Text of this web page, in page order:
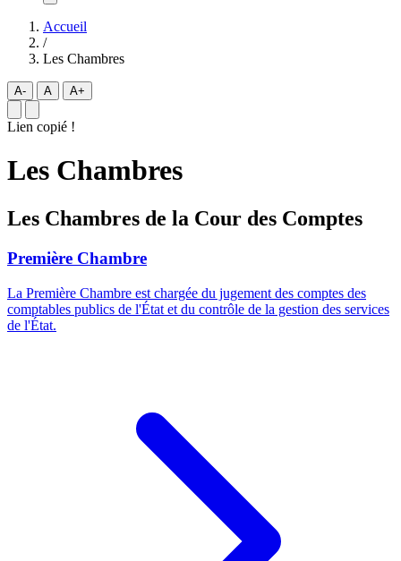
Accueil
/
Les Chambres
A- A A+
Lien copié !
Les Chambres
Les Chambres de la Cour des Comptes
Première Chambre
La Première Chambre est chargée du jugement des comptes des
comptables publics de l'État et du contrôle de la gestion des services
de l'État.